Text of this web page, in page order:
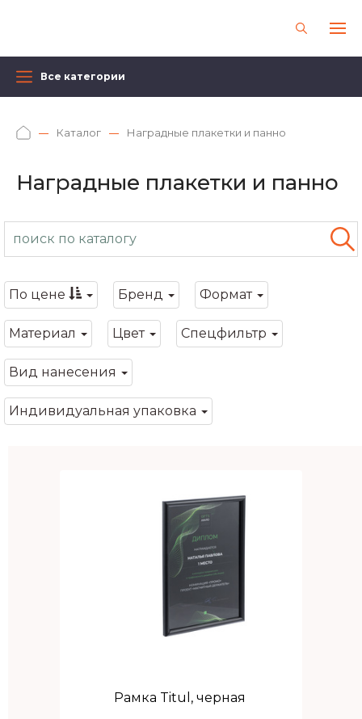
Все категории
Каталог Наградные плакетки и панно
Наградные плакетки и панно
По цене Бренд Формат
Материал Цвет Спецфильтр
Вид нанесения
Индивидуальная упаковка
Рамка Titul, черная